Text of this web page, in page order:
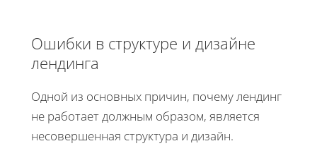
Ошибки в структуре и дизайне
лендинга
Одной из основных причин, почему лендинг
не работает должным образом, является
несовершенная структура и дизайн.